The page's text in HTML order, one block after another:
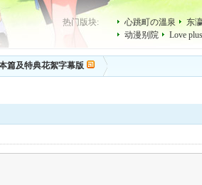
热门版块: 心跳町の溫泉
东
动漫别院
Love
篇及特典花絮字幕版